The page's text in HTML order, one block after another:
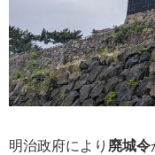
明治政府により 廃城令